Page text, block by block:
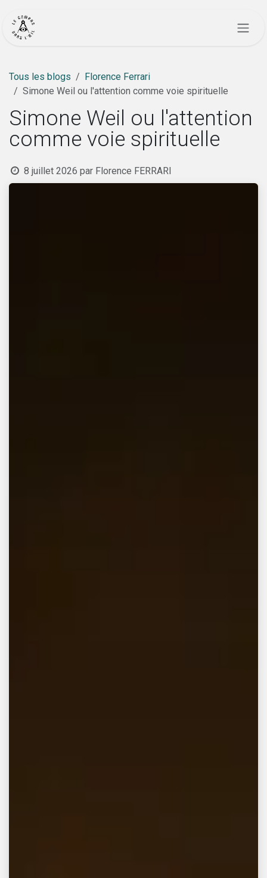
Tous les blogs
Florence Ferrari
Simone Weil ou l'attention comme voie spirituelle
Simone Weil ou l'attention
comme voie spirituelle
8 juillet 2026 par Florence FERRARI